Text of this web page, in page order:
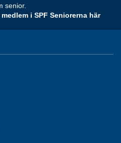
senior.
medlem i SPF Seniorerna här